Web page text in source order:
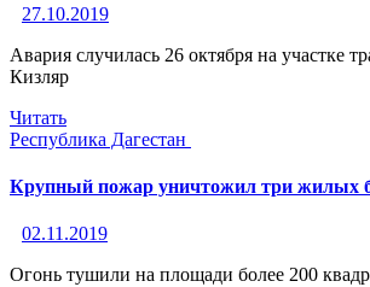
27.10.2019
Авария случилась 26 октября на участке
Кизляр
Читать
Республика Дагестан
Крупный пожар уничтожил три жилых
02.11.2019
Огонь тушили на площади более 200